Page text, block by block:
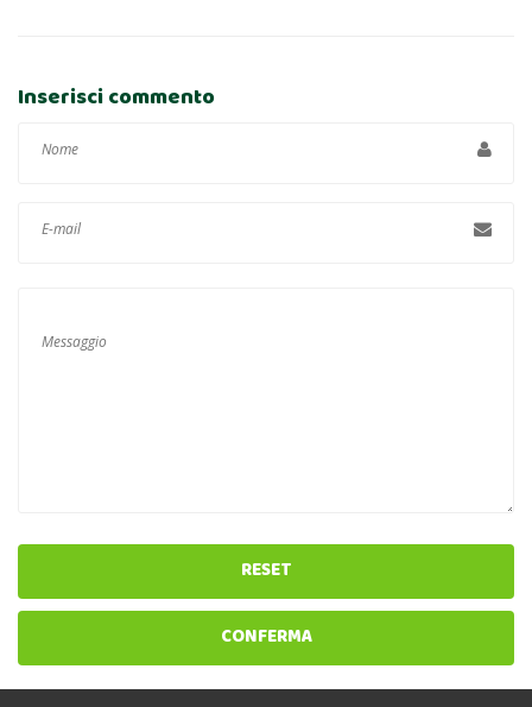
Inserisci commento
RESET
CONFERMA